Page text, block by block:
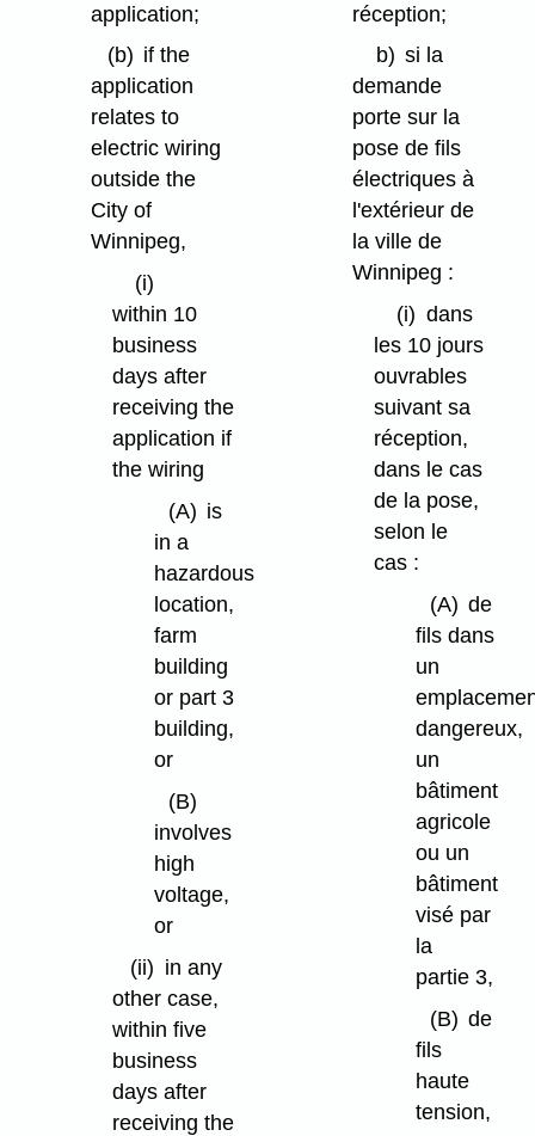
application;
(b) if the
application
relates to
electric wiring
outside the
City of
Winnipeg,
(i)
within 10
business
days after
receiving the
application if
the wiring
(A) is
in a
hazardous
location,
farm
building
or part 3
building,
or
(B)
involves
high
voltage,
or
(ii) in any
other case,
within five
business
days after
receiving the
réception;
b) si la
demande
porte sur la
pose de fils
électriques à
l'extérieur de
la ville de
Winnipeg :
(i) dans
les 10 jours
ouvrables
suivant sa
réception,
dans le cas
de la pose,
selon le
cas :
(A) de
fils dans
un
dangereux,
un
bâtiment
agricole
ou un
bâtiment
visé par
la
partie 3,
(B) de
fils
haute
tension,